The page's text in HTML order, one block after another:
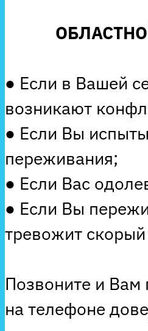
● Если в Вашей
возникают
● Если Вы
переживания;
● Если Вас
● Если Вы
тревожит
Позвоните и Вам
на телефоне